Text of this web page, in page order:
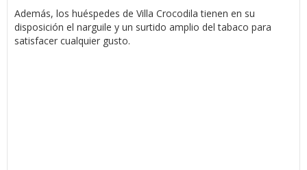
Además, los huéspedes de Villa Crocodila tienen en su
disposición el narguile y un surtido amplio del tabaco para
satisfacer cualquier gusto.